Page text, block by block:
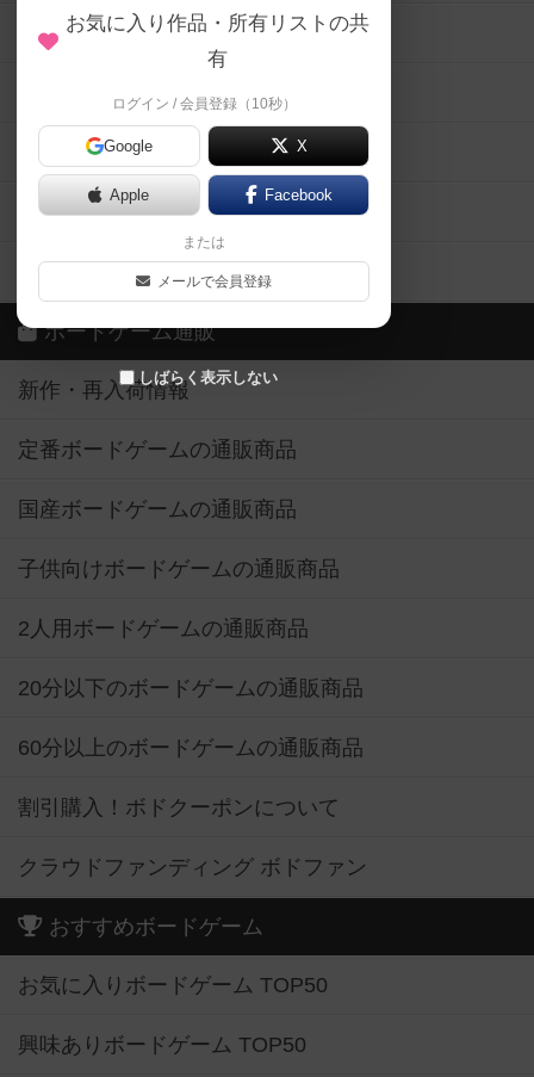
お気に入り作品・所有リストの共
有
ログイン / 会員登録（10秒）
Google X
Apple Facebook
または
メールで会員登録
しばらく表示しない
メカニクス特集
掲示板・トピックス
ボドとも・会員一覧
ボードゲーム業界コラム
ボドゲーマご利用案内
ボードゲーム通販
新作・再入荷情報
定番ボードゲームの通販商品
国産ボードゲームの通販商品
子供向けボードゲームの通販商品
2人用ボードゲームの通販商品
20分以下のボードゲームの通販商品
60分以上のボードゲームの通販商品
割引購入！ボドクーポンについて
クラウドファンディング ボドファン
おすすめボードゲーム
お気に入りボードゲーム TOP50
興味ありボードゲーム TOP50